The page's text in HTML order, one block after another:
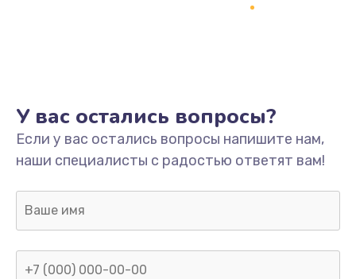
Не включается
1400 руб.
Заказать
Нет звука
800 руб.
У вас остались вопросы?
Если у вас остались вопросы напишите нам,
наши специалисты с радостью ответят вам!